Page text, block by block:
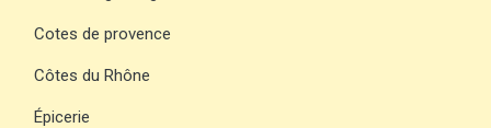
Cotes de provence
Côtes du Rhône
Épicerie